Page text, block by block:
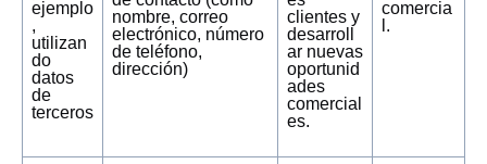
ejemplo
,
utilizan
do
datos
de
terceros
nombre, correo
electrónico, número
de teléfono,
dirección)
clientes y
desarroll
ar nuevas
oportunid
ades
comercial
es.
comercia
l.